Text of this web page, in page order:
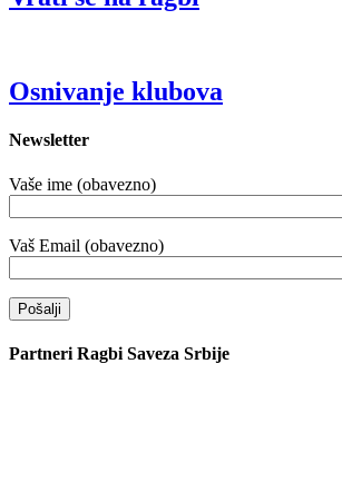
Osnivanje klubova
Newsletter
Vaše ime (obavezno)
Vaš Email (obavezno)
Partneri Ragbi Saveza Srbije